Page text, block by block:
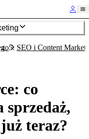
SEO i Content
co
sprzedaż,
teraz?